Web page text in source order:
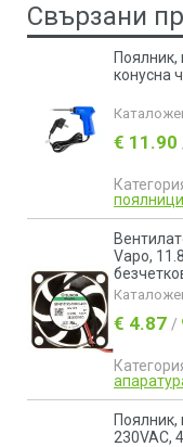
Свързани
Поялник,
конусна
€ 11.90
поялници
Vapo,
€ 4.87 /
Поялник,
230VAC,